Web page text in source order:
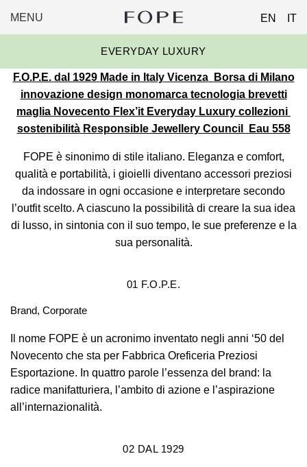
content
MENU
FOPE
GROUP
EN IT
EVERYDAY LUXURY
F.O.P.E. dal 1929 Made in Italy Vicenza
Borsa di Milano
innovazione design monomarca tecnologia brevetti
maglia Novecento Flex’it Everyday Luxury collezioni
sostenibilità Responsible Jewellery Council Eau 558
FOPE è sinonimo di stile italiano. Eleganza e comfort,
qualità e portabilità, i gioielli diventano accessori preziosi
da indossare in ogni occasione e interpretare secondo
l’outfit scelto. A ciascuno la possibilità di creare la sua idea
di lusso, in sintonia con il suo tempo, le sue preferenze e la
sua personalità.
01 F.O.P.E.
Brand, Corporate
Il nome FOPE è un acronimo inventato negli anni ‘50 del
Novecento che sta per Fabbrica Oreficeria Preziosi
Esportazione. In quattro parole l’essenza del brand: la
radice manifatturiera, l’ambito di azione e l’aspirazione
all’internazionalità.
02 DAL 1929